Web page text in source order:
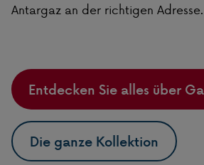
Antargaz an der richtigen Adresse.
Entdecken Sie alles über
Die ganze Kollektion